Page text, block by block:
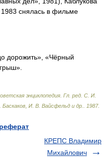
снялась в фильме
дорожить», «Чёрный
энциклопедия Гл. ред. С. И.
И. В. Вайсфельд и др.
1987.
КРЕПС Владимир
Михайлович